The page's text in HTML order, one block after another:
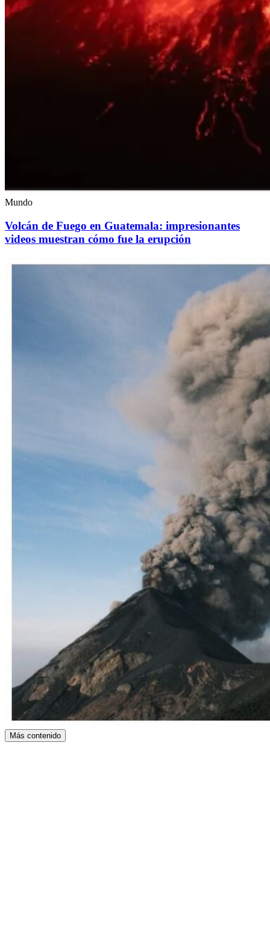
Mundo
Volcán de Fuego en Guatemala: impresionantes
videos muestran cómo fue la erupción
Más contenido